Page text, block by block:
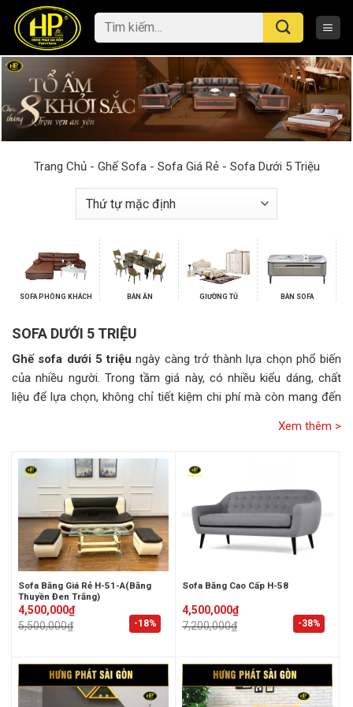
content
Tìm
kiếm:
Trang Chủ- Ghế Sofa- Sofa Giá Rẻ- Sofa Dưới 5 Triệu
SOFA PHÒNG KHÁCH BÀN ĂN GIƯỜNG TỦ BÀN SOFA
SOFA DƯỚI 5 TRIỆU
Ghế sofa dưới 5 triệu ngày càng trở thành lựa chọn phổ biến
của nhiều người. Trong tầm giá này, có nhiều kiểu dáng, chất
liệu để lựa chọn, không chỉ tiết kiệm chi phí mà còn mang đến
sopha giá rẻ dưới 5
không gian sống của bạn.
Sofa dưới 5 triệu có đáng mua không?
-18%
Sofa Băng Giá Rẻ H-51-A(Băng
Thuyền Đen Trắng)
5,500,000₫
Original
price
was:
4,500,000₫
Current
price
is:
-38%
Sofa Băng Cao Cấp H-58
7,200,000₫
Original
price
was:
4,500,000₫
Current
price
is: